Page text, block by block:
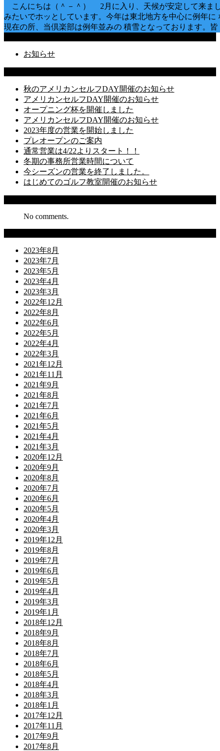
こんにちは（＾－＾） 2月に入り、天候が安定して来ま
みたいでホッとしています。今年は東北地方を中心に例年に
現在の所、当倶楽部は例年並みの 積雪となっております。皆
お知らせ
秋のアメリカンセルフDAY開催のお知らせ
アメリカンセルフDAY開催のお知らせ
オープニング杯を開催しました
アメリカンセルフDAY開催のお知らせ
2023年度の営業を開始しました
プレオープンのご案内
通常営業は4/22よりスタート！！
冬期の事務所営業時間について
今シーズンの営業を終了しました。
はじめてのゴルフ教室開催のお知らせ
No comments.
2023年8月
2023年7月
2023年5月
2023年4月
2023年3月
2022年12月
2022年8月
2022年6月
2022年5月
2022年4月
2022年3月
2021年12月
2021年11月
2021年9月
2021年8月
2021年7月
2021年6月
2021年5月
2021年4月
2021年3月
2020年12月
2020年9月
2020年8月
2020年7月
2020年6月
2020年5月
2020年4月
2020年3月
2019年12月
2019年8月
2019年7月
2019年6月
2019年5月
2019年4月
2019年3月
2019年1月
2018年12月
2018年9月
2018年8月
2018年7月
2018年6月
2018年5月
2018年4月
2018年3月
2018年1月
2017年12月
2017年11月
2017年9月
2017年8月